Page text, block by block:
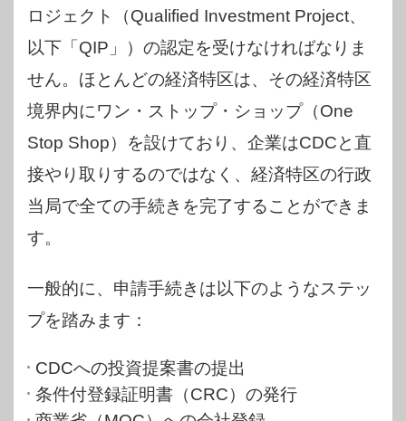
ロジェクト（Qualified Investment Project、
以下「QIP」）の認定を受けなければなりま
せん。ほとんどの経済特区は、その経済特区
境界内にワン・ストップ・ショップ（One
Stop Shop）を設けており、企業はCDCと直
接やり取りするのではなく、経済特区の行政
当局で全ての手続きを完了することができま
す。
一般的に、申請手続きは以下のようなステッ
プを踏みます：
CDCへの投資提案書の提出
条件付登録証明書（CRC）の発行